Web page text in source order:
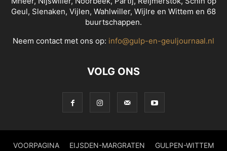
Geul, Slenaken, Vijlen, Wahlwiller, Wijlre en Wittem en 68
buurtschappen.
Neem contact met ons op: info@gulp-en-geuljournaal.nl
VOLG ONS
VOORPAGINA EIJSDEN-MARGRATEN GULPEN-WITTEM